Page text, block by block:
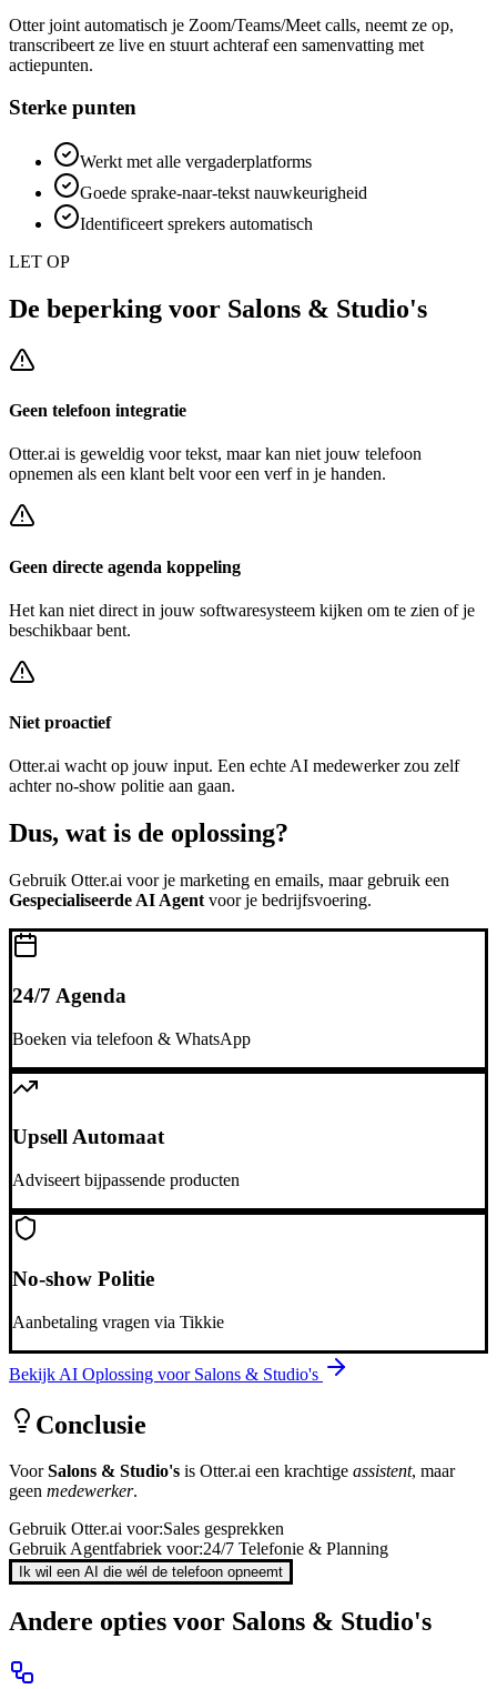
Otter joint automatisch je Zoom/Teams/Meet calls, neemt ze op,
transcribeert ze live en stuurt achteraf een samenvatting met
actiepunten.
Sterke punten
Werkt met alle vergaderplatforms
Goede sprake-naar-tekst nauwkeurigheid
Identificeert sprekers automatisch
LET OP
De beperking voor Salons & Studio's
Geen telefoon integratie
Otter.ai is geweldig voor tekst, maar kan niet jouw telefoon
opnemen als een klant belt voor een verf in je handen.
Geen directe agenda koppeling
Het kan niet direct in jouw softwaresysteem kijken om te zien of je
beschikbaar bent.
Niet proactief
Otter.ai wacht op jouw input. Een echte AI medewerker zou zelf
achterno-show politie aan gaan.
Dus, wat is de oplossing?
Gebruik Otter.ai voor je marketing en emails, maar gebruik een
Gespecialiseerde AI Agent voor je bedrijfsvoering.
24/7 Agenda
Boeken via telefoon & WhatsApp
Upsell Automaat
Adviseert bijpassende producten
No-show Politie
Aanbetaling vragen via Tikkie
Bekijk AI Oplossing voor Salons & Studio's
Conclusie
VoorSalons & Studio's is Otter.ai een krachtige assistent, maar
geen medewerker.
Gebruik Otter.ai voor:Sales gesprekken
Gebruik Agentfabriek voor:24/7 Telefonie & Planning
Ik wil een AI die wél de telefoon opneemt
Andere opties voor Salons & Studio's